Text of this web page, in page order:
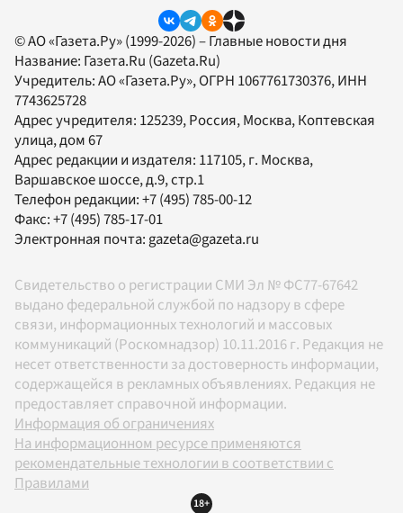
© АО «Газета.Ру» (1999-2026) – Главные новости дня
Название: Газета.Ru (Gazeta.Ru)
Учредитель:АО «Газета.Ру», ОГРН 1067761730376, ИНН
7743625728
Адрес учредителя: 125239, Россия, Москва, Коптевская
улица, дом 67
Адрес редакции и издателя: 117105, г. Москва,
Варшавское шоссе, д.9, стр.1
Телефон редакции:+7 (495) 785-00-12
Факс:+7 (495) 785-17-01
Электронная почта:gazeta@gazeta.ru
Свидетельство о регистрации СМИ Эл № ФС77-67642
выдано федеральной службой по надзору в сфере
связи, информационных технологий и массовых
коммуникаций (Роскомнадзор) 10.11.2016 г. Редакция не
несет ответственности за достоверность информации,
содержащейся в рекламных объявлениях. Редакция не
предоставляет справочной информации.
Информация об ограничениях
На информационном ресурсе применяются
рекомендательные технологии в соответствии с
Правилами
18+